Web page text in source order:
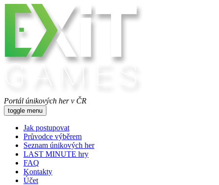
Portál únikových her v ČR
toggle menu
Jak postupovat
Průvodce výběrem
Seznam únikových her
LAST MINUTE hry
FAQ
Kontakty
Účet